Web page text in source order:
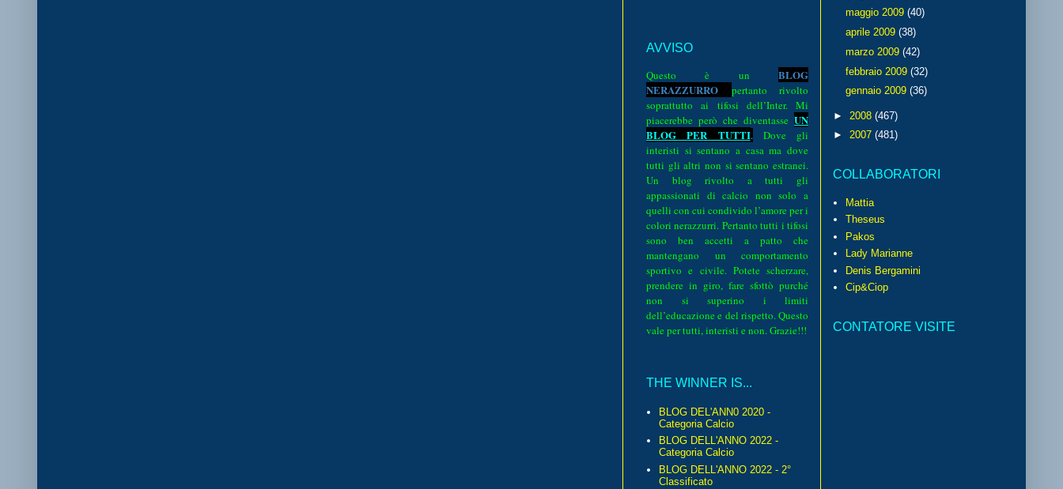
AVVISO
Questo è un BLOG
NERAZZURRO pertanto rivolto
soprattutto ai tifosi dell’Inter. Mi
piacerebbe però che diventasse UN
BLOG PER TUTTI.
Dove gli
interisti si sentano a casa ma dove
tutti gli altri non si sentano estranei.
Un blog rivolto a tutti gli
appassionati di calcio non solo a
quelli con cui condivido l’amore per i
colori nerazzurri. Pertanto tutti i tifosi
sono ben accetti a patto che
mantengano un comportamento
sportivo e civile. Potete scherzare,
prendere in giro, fare sfottò purché
non si superino i limiti
dell’educazione e del rispetto. Questo
vale per tutti, interisti e non. Grazie!!!
THE WINNER IS...
BLOG DEL'ANN0 2020 -
Categoria Calcio
BLOG DELL'ANNO 2022 -
Categoria Calcio
BLOG DELL'ANNO 2022 - 2°
Classificato
maggio 2009 (40)
aprile 2009 (38)
marzo 2009 (42)
febbraio 2009 (32)
gennaio 2009 (36)
► 2008 (467)
► 2007 (481)
COLLABORATORI
Mattia
Theseus
Pakos
Lady Marianne
Denis Bergamini
Cip&Ciop
CONTATORE VISITE